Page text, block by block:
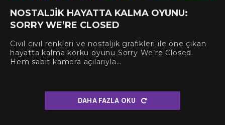
NOSTALJIK HAYATTA KALMA OYUNU:
SORRY WE’RE CLOSED
Cıvıl cıvıl renkleri ve nostaljik grafikleri ile öne çıkan
hayatta kalma korku oyunu Sorry We’re Closed.
Hem sabit kamera açılarıyla…
DAHA FAZLA OKU